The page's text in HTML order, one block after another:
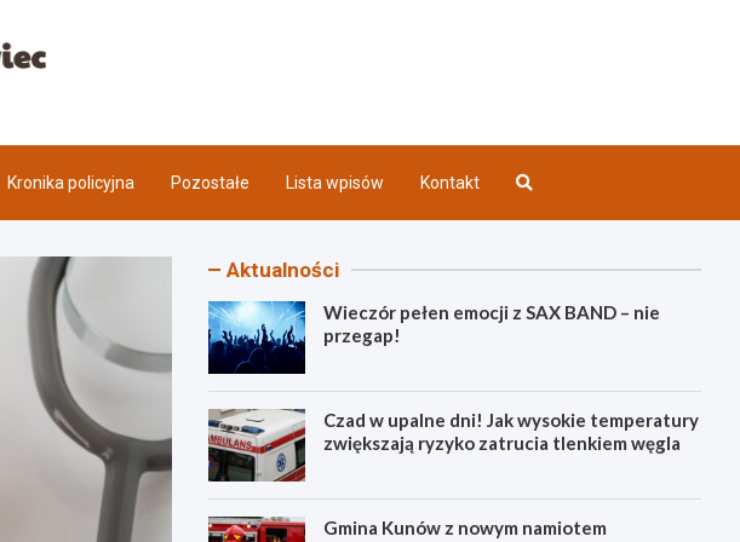
Kronika policyjna Pozostałe Lista wpisów Kontakt
Aktualności
Wieczór pełen emocji z SAX BAND – nie
przegap!
Czad w upalne dni! Jak wysokie temperatury
zwiększają ryzyko zatrucia tlenkiem węgla
Gmina Kunów z nowym namiotem